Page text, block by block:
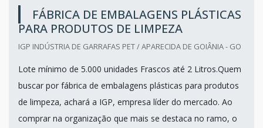
FÁBRICA DE EMBALAGENS PLÁSTICAS
PARA PRODUTOS DE LIMPEZA
IGP INDÚSTRIA DE GARRAFAS PET / APARECIDA DE GOIÂNIA - GO
Lote mínimo de 5.000 unidades Frascos até 2 Litros.Quem
buscar por fábrica de embalagens plásticas para produtos
de limpeza, achará a IGP, empresa líder do mercado. Ao
comprar na organização que mais se destaca no ramo, o